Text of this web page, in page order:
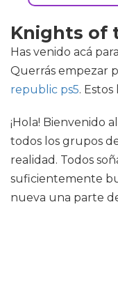
Knights of
Has venido acá
Querrás empezar
republic ps5.
¡Hola! Bienvenido
todos los grupos
realidad. Todos
suficientemente
nueva una parte